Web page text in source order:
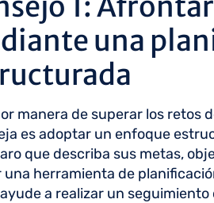
una
manera de superar los retos
es adoptar un enfoque
que describa sus metas,
una herramienta de
a realizar un